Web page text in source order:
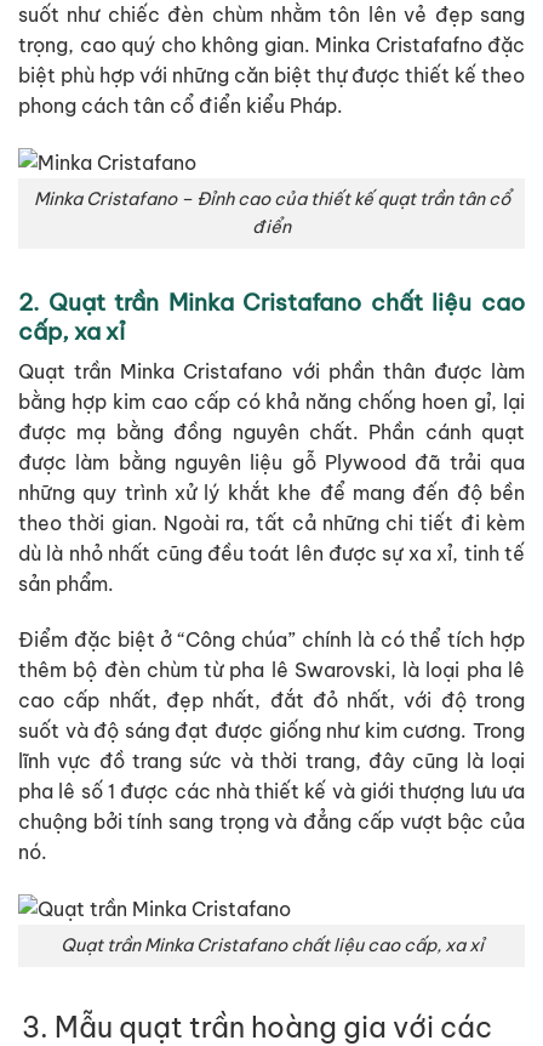
suốt như chiếc đèn chùm nhằm tôn lên vẻ đẹp sang
trọng, cao quý cho không gian. Minka Cristafafno đặc
biệt phù hợp với những căn biệt thự được thiết kế theo
phong cách tân cổ điển kiểu Pháp.
Minka Cristafano – Đỉnh cao của thiết kế quạt trần tân cổ
điển
2. Quạt trần Minka Cristafano chất liệu cao
cấp, xa xỉ
Quạt trần Minka Cristafano với phần thân được làm
bằng hợp kim cao cấp có khả năng chống hoen gỉ, lại
được mạ bằng đồng nguyên chất. Phần cánh quạt
được làm bằng nguyên liệu gỗ Plywood đã trải qua
những quy trình xử lý khắt khe để mang đến độ bền
theo thời gian. Ngoài ra, tất cả những chi tiết đi kèm
dù là nhỏ nhất cũng đều toát lên được sự xa xỉ, tinh tế
sản phẩm.
Điểm đặc biệt ở “Công chúa” chính là có thể tích hợp
thêm bộ đèn chùm từ pha lê Swarovski, là loại pha lê
cao cấp nhất, đẹp nhất, đắt đỏ nhất, với độ trong
suốt và độ sáng đạt được giống như kim cương. Trong
lĩnh vực đồ trang sức và thời trang, đây cũng là loại
pha lê số 1 được các nhà thiết kế và giới thượng lưu ưa
chuộng bởi tính sang trọng và đẳng cấp vượt bậc của
nó.
Quạt trần Minka Cristafano chất liệu cao cấp, xa xỉ
3. Mẫu quạt trần hoàng gia với các